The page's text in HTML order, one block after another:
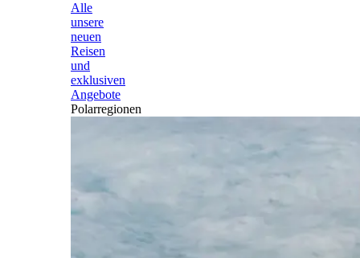
Alle
unsere
neuen
Reisen
und
exklusiven
Angebote
Polarregionen